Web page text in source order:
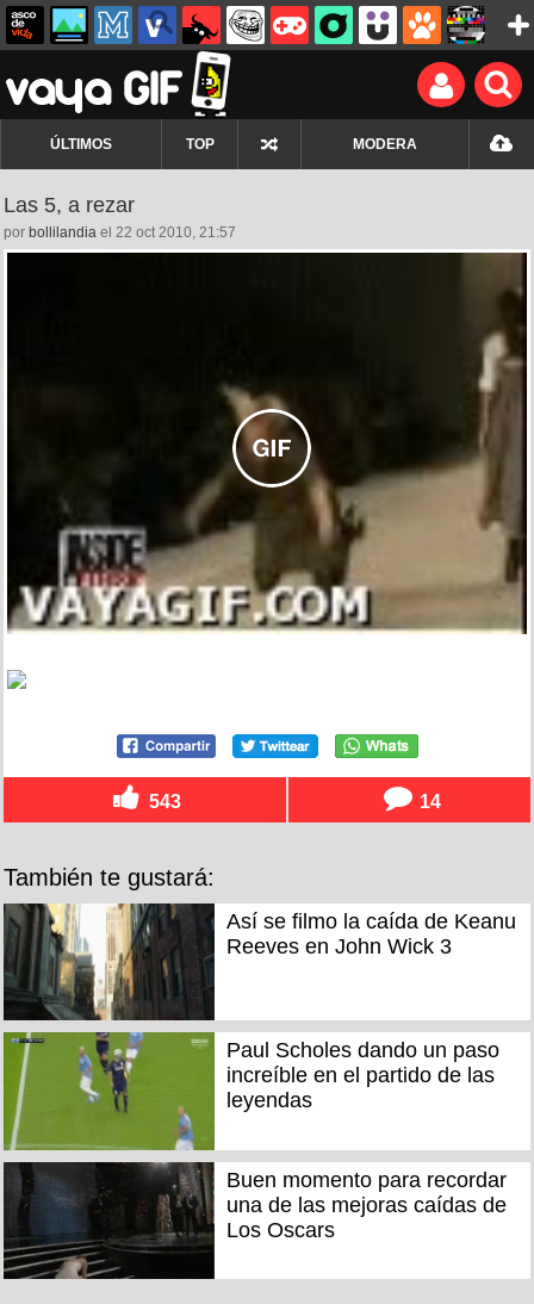
ÚLTIMOS TOP MODERA
Las 5, a rezar
por bollilandia el 22 oct 2010, 21:57
543 14
También te gustará:
Así se filmo la caída de Keanu
Reeves en John Wick 3
Paul Scholes dando un paso
increíble en el partido de las
leyendas
Buen momento para recordar
una de las mejoras caídas de
Los Oscars